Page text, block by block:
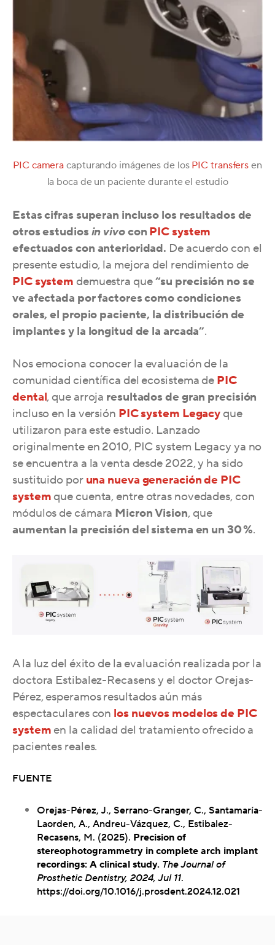
PIC camera capturando imágenes de los PIC transfers en
la boca de un paciente durante el estudio
Estas cifras superan incluso los resultados de
otros estudiosin vivocon PIC system
efectuados con anterioridad. De acuerdo con el
presente estudio, la mejora del rendimiento de
PIC system demuestra que“su precisión no se
ve afectada por factores como condiciones
orales, el propio paciente, la distribución de
implantes y la longitud de la arcada”.
Nos emociona conocer la evaluación de la
comunidad científica del ecosistema de PIC
dental, que arroja resultados de gran precisión
incluso en la versión PIC system Legacy que
utilizaron para este estudio. Lanzado
originalmente en 2010, PIC system Legacy ya no
se encuentra a la venta desde 2022, y ha sido
sustituido por una nueva generación de PIC
system que cuenta, entre otras novedades, con
módulos de cámara Micron Vision, que
aumentan la precisión del sistema en un 30 %.
A la luz del éxito de la evaluación realizada por la
doctora Estibalez-Recasens y el doctor Orejas-
Pérez, esperamos resultados aún más
espectaculares con los nuevos modelos de PIC
system en la calidad del tratamiento ofrecido a
pacientes reales.
FUENTE
Orejas-Pérez, J., Serrano-Granger, C., Santamaría-
Laorden, A., Andreu-Vázquez, C., Estibalez-
Recasens, M. (2025). Precision of
stereophotogrammetry in complete arch implant
recordings: A clinical study. The Journal of
Prosthetic Dentistry, 2024, Jul 11.
https://doi.org/10.1016/j.prosdent.2024.12.021